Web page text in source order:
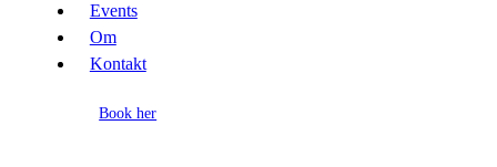
Events
Om
Kontakt
Book her